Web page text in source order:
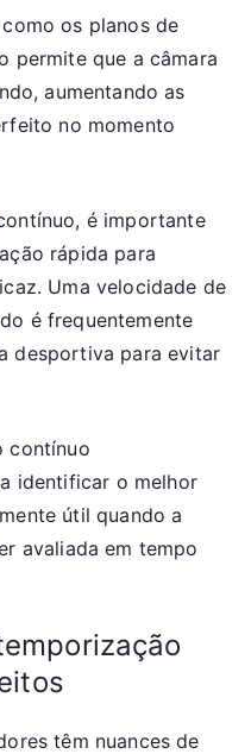
os planos de
permite que a câmara
aumentando as
no momento
é importante
rápida para
Uma velocidade de
é frequentemente
desportiva para evitar
contínuo
identificar o melhor
útil quando a
avaliada em tempo
têm nuances de